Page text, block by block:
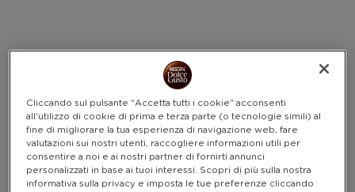
Warning:
Success:
Password
Cliccando sul pulsante "Accetta tutti i cookie" acconsenti
all'utilizzo di cookie di prima e terza parte (o tecnologie simili) al
fine di migliorare la tua esperienza di navigazione web, fare
valutazioni sui nostri utenti, raccogliere informazioni utili per
consentire a noi e ai nostri partner di fornirti annunci
personalizzati in base ai tuoi interessi. Scopri di più sulla nostra
informativa sulla privacy e imposta le tue preferenze cliccando